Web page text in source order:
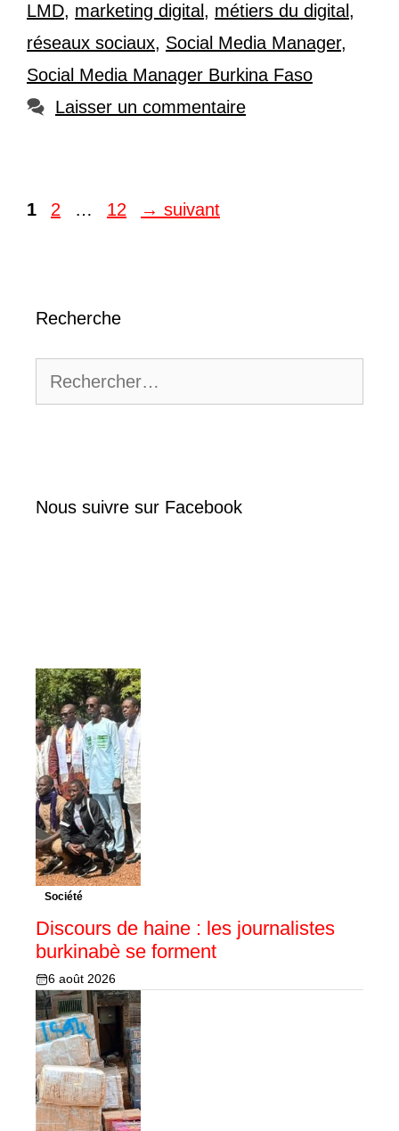
LMD, marketing digital , métiers du digital ,
réseaux sociaux, Social Media Manager,
Social Media Manager Burkina Faso
Laisser un commentaire
Page
1 Page
2 … Page
12 → suivant
Recherche
Nous suivre sur Facebook
Société
Discours de haine : les journalistes
burkinabè se forment
6 août 2026